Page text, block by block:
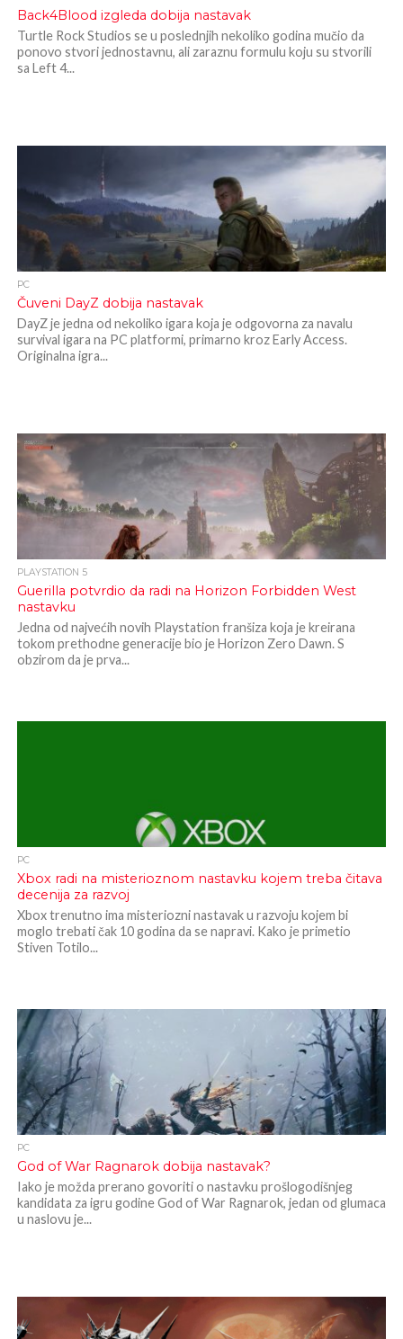
Back4Blood izgleda dobija nastavak
Turtle Rock Studios se u poslednjih nekoliko godina mučio da
ponovo stvori jednostavnu, ali zaraznu formulu koju su stvorili
sa Left 4...
PC
Čuveni DayZ dobija nastavak
DayZ je jedna od nekoliko igara koja je odgovorna za navalu
survival igara na PC platformi, primarno kroz Early Access.
Originalna igra...
PLAYSTATION 5
Guerilla potvrdio da radi na Horizon Forbidden West
nastavku
Jedna od najvećih novih Playstation franšiza koja je kreirana
tokom prethodne generacije bio je Horizon Zero Dawn. S
obzirom da je prva...
PC
Xbox radi na misterioznom nastavku kojem treba čitava
decenija za razvoj
Xbox trenutno ima misteriozni nastavak u razvoju kojem bi
moglo trebati čak 10 godina da se napravi. Kako je primetio
Stiven Totilo...
PC
God of War Ragnarok dobija nastavak?
Iako je možda prerano govoriti o nastavku prošlogodišnjeg
kandidata za igru godine God of War Ragnarok, jedan od glumaca
u naslovu je...